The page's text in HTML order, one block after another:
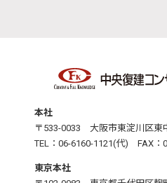
本社
〒533-0033 大阪市東淀川区東
TEL：06-6160-1121(代) FAX：
東京本社